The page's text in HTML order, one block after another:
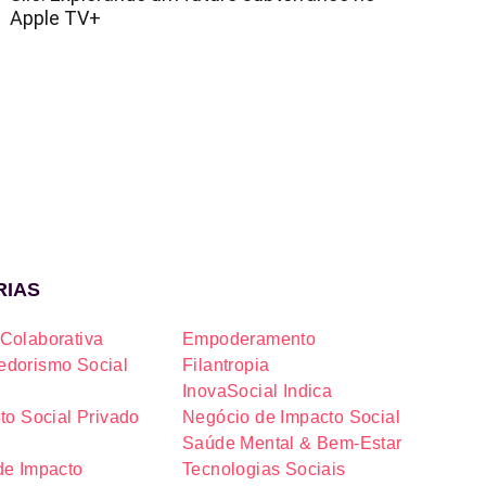
Apple TV+
Empoderamento
Social
Filantropia
InovaSocial Indica
Social Privado
Negócio de Impacto Social
Saúde Mental & Bem-Estar
Impacto
Tecnologias Sociais